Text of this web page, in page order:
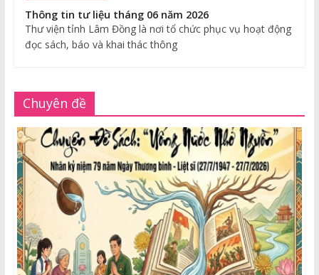
Thông tin tư liệu tháng 06 năm 2026
Thư viện tỉnh Lâm Đồng là nơi tổ chức phục vụ hoạt động
đọc sách, báo và khai thác thông
Chuyên đề